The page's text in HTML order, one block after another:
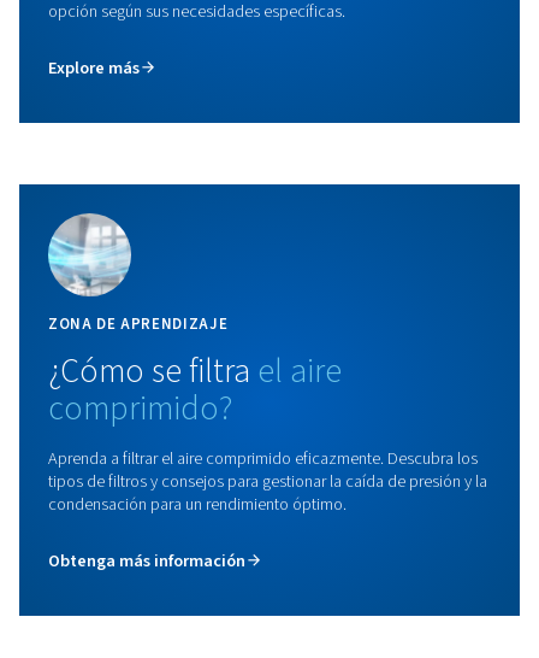
GUÍA DE SELECCIÓN
Compresores
compresoresdetornillo
Elementos esenciales del aire comprimido : Compare
ventajas, inconvenientes y aplicaciones para elegir la
opción según sus necesidades específicas.
Explore más